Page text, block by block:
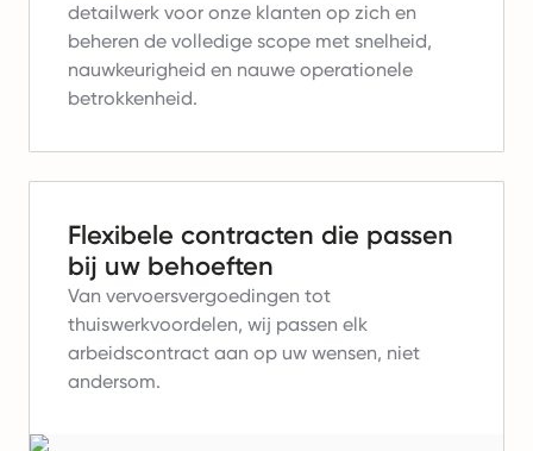
detailwerk voor onze klanten op zich en
beheren de volledige scope met snelheid,
nauwkeurigheid en nauwe operationele
betrokkenheid.
Flexibele contracten die passen
bij uw behoeften
Van vervoersvergoedingen tot
thuiswerkvoordelen, wij passen elk
arbeidscontract aan op uw wensen, niet
andersom.